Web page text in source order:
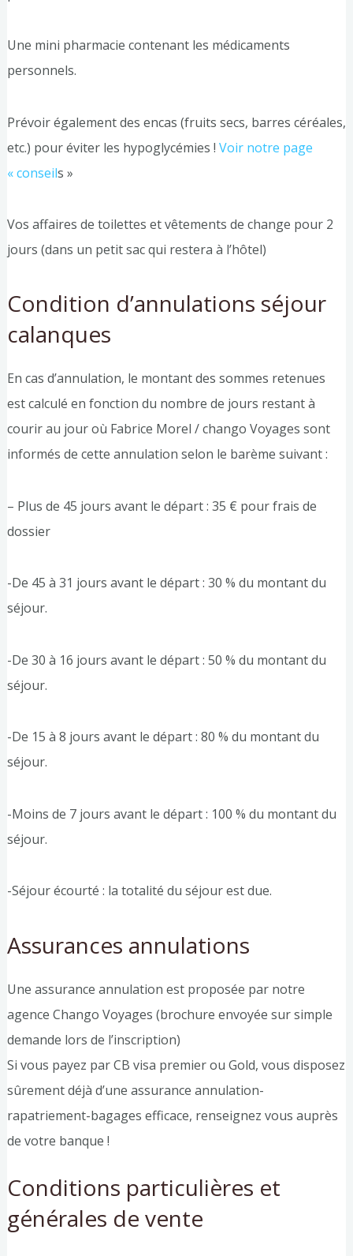
Une mini pharmacie contenant les médicaments
personnels.
Prévoir également des encas (fruits secs, barres céréales,
etc.) pour éviter les hypoglycémies ! Voir notre page
« conseils »
Vos affaires de toilettes et vêtements de change pour 2
jours (dans un petit sac qui restera à l’hôtel)
Condition d’annulations séjour
calanques
En cas d’annulation, le montant des sommes retenues
est calculé en fonction du nombre de jours restant à
courir au jour où Fabrice Morel / chango Voyages sont
informés de cette annulation selon le barème suivant :
– Plus de 45 jours avant le départ : 35 € pour frais de
dossier
-De 45 à 31 jours avant le départ : 30 % du montant du
séjour.
-De 30 à 16 jours avant le départ : 50 % du montant du
séjour.
-De 15 à 8 jours avant le départ : 80 % du montant du
séjour.
-Moins de 7 jours avant le départ : 100 % du montant du
séjour.
-Séjour écourté : la totalité du séjour est due.
Assurances annulations
Une assurance annulation est proposée par notre
agence Chango Voyages (brochure envoyée sur simple
demande lors de l’inscription)
Si vous payez par CB visa premier ou Gold, vous disposez
sûrement déjà d’une assurance annulation-
rapatriement-bagages efficace, renseignez vous auprès
de votre banque !
Conditions particulières et
générales de vente